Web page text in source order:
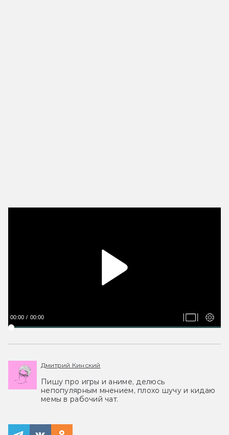
00:00 00:00
Дмитрий Кинский
Пишу про игры и аниме, делюсь
непопулярным мнением, плохо шучу и кидаю
мемы в рабочий чат.